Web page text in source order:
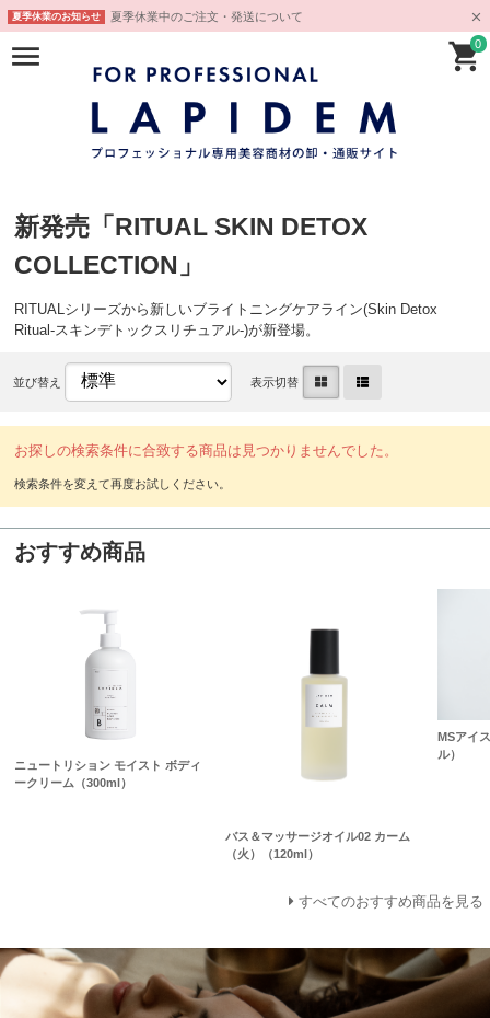
夏季休業のお知らせ 夏季休業中のご注文・発送について
0
新発売「RITUAL SKIN DETOX
COLLECTION」
RITUALシリーズから新しいブライトニングケアライン(Skin Detox
Ritual-スキンデトックスリチュアル-)が新登場。
並び替え 表示切替
お探しの検索条件に合致する商品は見つかりませんでした。
おすすめ商品
ニュートリション モイスト ボディ
ークリーム（300ml）
バス＆マッサージオイル02 カーム
（火）（120ml）
MSアイ
ル）
すべてのおすすめ商品を見る